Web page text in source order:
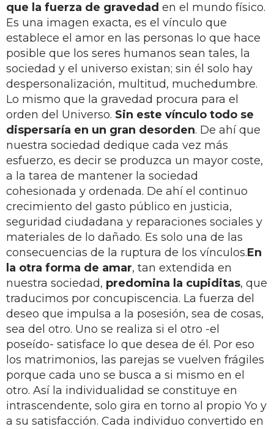
que la fuerza de gravedad en el mundo físico.
Es una imagen exacta, es el vínculo que
establece el amor en las personas lo que hace
posible que los seres humanos sean tales, la
sociedad y el universo existan; sin él solo hay
despersonalización, multitud, muchedumbre.
Lo mismo que la gravedad procura para el
orden del Universo. Sin este vínculo todo se
dispersaría en un gran desorden. De ahí que
nuestra sociedad dedique cada vez más
esfuerzo, es decir se produzca un mayor coste,
a la tarea de mantener la sociedad
cohesionada y ordenada. De ahí el continuo
crecimiento del gasto público en justicia,
seguridad ciudadana y reparaciones sociales y
materiales de lo dañado. Es solo una de las
consecuencias de la ruptura de los vínculos.En
la otra forma de amar, tan extendida en
nuestra sociedad, predomina la cupiditas, que
traducimos por concupiscencia. La fuerza del
deseo que impulsa a la posesión, sea de cosas,
sea del otro. Uno se realiza si el otro -el
poseído- satisface lo que desea de él. Por eso
los matrimonios, las parejas se vuelven frágiles
porque cada uno se busca a si mismo en el
otro. Así la individualidad se constituye en
intrascendente, solo gira en torno al propio Yo y
a su satisfacción. Cada individuo convertido en